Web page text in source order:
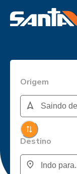
Origem
Destino